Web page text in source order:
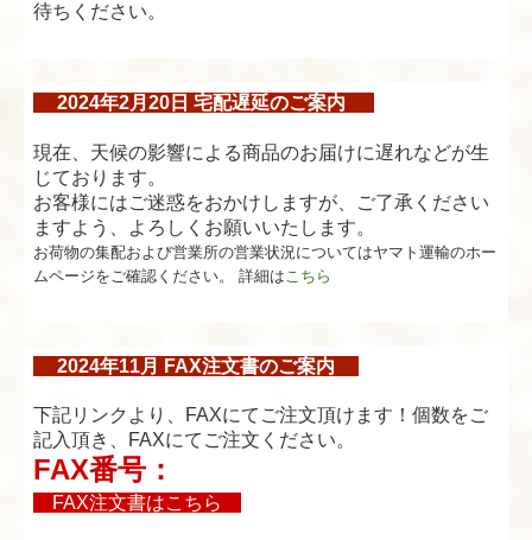
待ちください。
2024年2月20日 宅配遅延のご案内
現在、天候の影響による商品のお届けに遅れなどが生
じております。
お客様にはご迷惑をおかけしますが、ご了承ください
ますよう、よろしくお願いいたします。
お荷物の集配および営業所の営業状況についてはヤマト運輸のホー
ムページをご確認ください。 詳細はこちら
2024年11月 FAX注文書のご案内
下記リンクより、FAXにてご注文頂けます！個数をご
記入頂き、FAXにてご注文ください。
FAX番号：
FAX注文書はこちら